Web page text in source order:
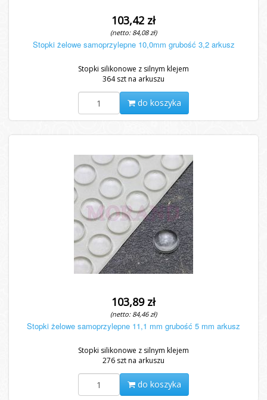
103,42 zł
(netto: 84,08 zł)
Stopki żelowe samoprzylepne 10,0mm grubość 3,2 arkusz
Stopki silikonowe z silnym klejem
364 szt na arkuszu
do koszyka
103,89 zł
(netto: 84,46 zł)
Stopki żelowe samoprzylepne 11,1 mm grubość 5 mm arkusz
Stopki silikonowe z silnym klejem
276 szt na arkuszu
do koszyka